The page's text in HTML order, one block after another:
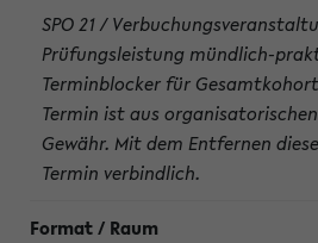
SPO 21 /
Prüfungsleistung mündlich-
Terminblocker für
Termin ist aus
Gewähr. Mit dem Entfernen
Termin verbindlich.